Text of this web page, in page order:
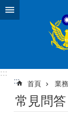
跳到主要內容區塊
:::
:::
首頁 業
常見問答